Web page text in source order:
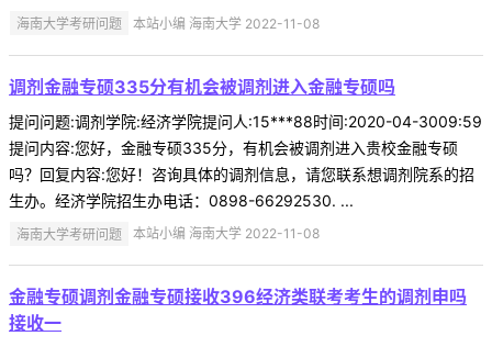
海南大学考研问题 本站小编 海南大学 2022-11-08
调剂金融专硕335分有机会被调剂进入金融专硕吗
提问问题:调剂学院:经济学院提问人:15***88时间:2020-04-3009:59
提问内容:您好，金融专硕335分，有机会被调剂进入贵校金融专硕
吗？回复内容:您好！咨询具体的调剂信息，请您联系想调剂院系的招
生办。经济学院招生办电话：0898-66292530. ...
海南大学考研问题 本站小编 海南大学 2022-11-08
金融专硕调剂金融专硕接收396经济类联考考生的调剂申吗
接收一